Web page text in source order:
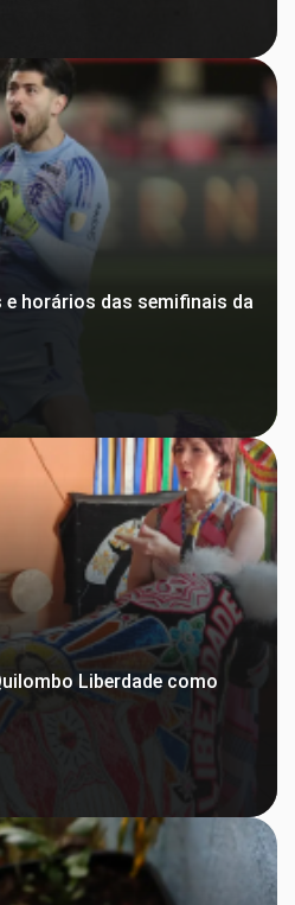
e horários das semifinais da
Liberdade como